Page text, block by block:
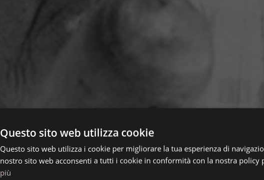
Questo sito web utilizza cookie
Questo sito web utilizza i cookie per migliorare la tua esperienza di
nostro sito web acconsenti a tutti i cookie in conformità con la nostra policy
più